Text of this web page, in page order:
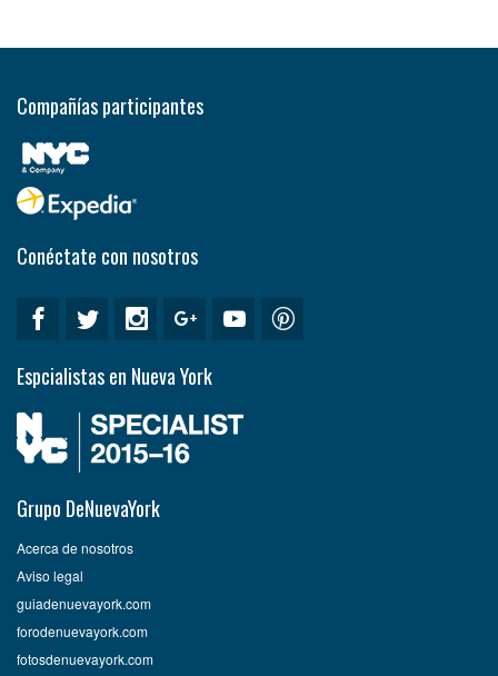
Compañías participantes
Conéctate con nosotros
Espcialistas en Nueva York
Grupo DeNuevaYork
Acerca de nosotros
Aviso legal
guiadenuevayork.com
forodenuevayork.com
fotosdenuevayork.com